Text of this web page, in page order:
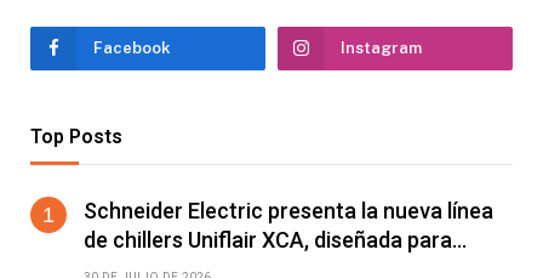
Facebook Instagram
Top Posts
Schneider Electric presenta la nueva línea
de chillers Uniflair XCA, diseñada para
mejorar el rendimiento energético y la